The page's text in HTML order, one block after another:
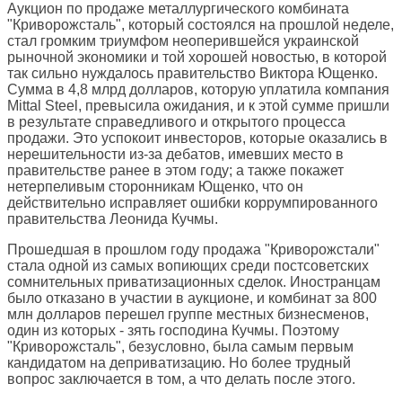
Аукцион по продаже металлургического комбината
"Криворожсталь", который состоялся на прошлой неделе,
стал громким триумфом неоперившейся украинской
рыночной экономики и той хорошей новостью, в которой
так сильно нуждалось правительство Виктора Ющенко.
Сумма в 4,8 млрд долларов, которую уплатила компания
Mittal Steel, превысила ожидания, и к этой сумме пришли
в результате справедливого и открытого процесса
продажи. Это успокоит инвесторов, которые оказались в
нерешительности из-за дебатов, имевших место в
правительстве ранее в этом году; а также покажет
нетерпеливым сторонникам Ющенко, что он
действительно исправляет ошибки коррумпированного
правительства Леонида Кучмы.
Прошедшая в прошлом году продажа "Криворожстали"
стала одной из самых вопиющих среди постсоветских
сомнительных приватизационных сделок. Иностранцам
было отказано в участии в аукционе, и комбинат за 800
млн долларов перешел группе местных бизнесменов,
один из которых - зять господина Кучмы. Поэтому
"Криворожсталь", безусловно, была самым первым
кандидатом на деприватизацию. Но более трудный
вопрос заключается в том, а что делать после этого.